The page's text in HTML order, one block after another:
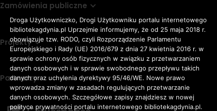
Rozmiar
czcionki
Adomyślna czcionka
Awiększa czcionka
KONTRAST:
ZWIĘKSZ
Zamówienia publiczne
Projekty
Partnerzy
Droga Użytkowniczko, Drogi Użytkowniku portalu internetowego
bibliotekagdynia.pl Uprzejmie informujemy, że od 25 maja 2018 r.
obowiązuje tzw. RODO, czyli Rozporządzenie Parlamentu
Europejskiego i Rady (UE) 2016/679 z dnia 27 kwietnia 2016 r. w
sprawie ochrony osób fizycznych w związku z przetwarzaniem
danych osobowych i w sprawie swobodnego przepływu takich
danych oraz uchylenia dyrektywy 95/46/WE. Nowe prawo
wprowadza zmiany w zasadach regulujących przetwarzanie
danych osobowych. Szczegółowe zapisy znajdziesz w nowej
polityce prywatności portalu internetowego bibliotekagdynia.pl.